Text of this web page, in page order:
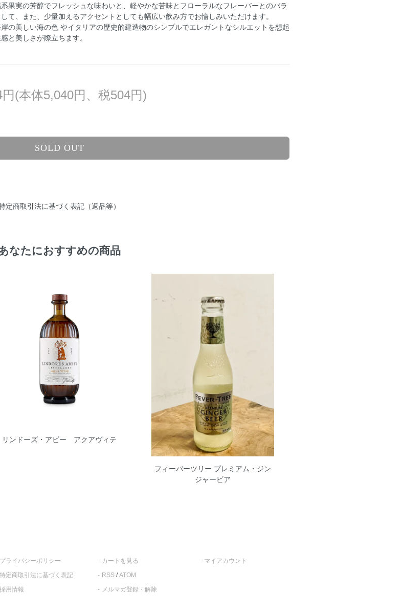
果実の芳醇でフレッシュな味わいと、軽やかな苦味とフローラルなフレーバーとのバラ
て、また、少量加えるアクセントとしても幅広い飲み方でお愉しみいただけます。
の美しい海の色 やイタリアの歴史的建造物のシンプルでエレガントなシルエットを想起
と美しさが際立ちます。
円(本体5,040円、税504円)
SOLD OUT
定商取引法に基づく表記（返品等）
なたにおすすめの商品
リンドーズ・アビー アクアヴィテ
フィーバーツリー プレミアム・ジン
ジャービア
プライバシーポリシー
特定商取引法に基づく表記
採用情報
カートを見る
RSS/ATOM
メルマガ登録・解除
マイアカウント